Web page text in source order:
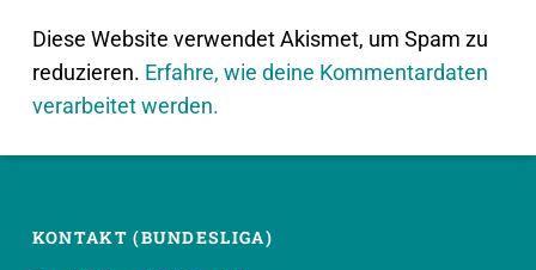
Diese Website verwendet Akismet, um Spam zu
reduzieren. Erfahre, wie deine Kommentardaten
verarbeitet werden.
KONTAKT (BUNDESLIGA)